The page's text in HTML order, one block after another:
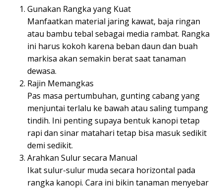
Gunakan Rangka yang Kuat
Manfaatkan material jaring kawat, baja ringan
atau bambu tebal sebagai media rambat. Rangka
ini harus kokoh karena beban daun dan buah
markisa akan semakin berat saat tanaman
dewasa.
Rajin Memangkas
Pas masa pertumbuhan, gunting cabang yang
menjuntai terlalu ke bawah atau saling tumpang
tindih. Ini penting supaya bentuk kanopi tetap
rapi dan sinar matahari tetap bisa masuk sedikit
demi sedikit.
Arahkan Sulur secara Manual
Ikat sulur-sulur muda secara horizontal pada
rangka kanopi. Cara ini bikin tanaman menyebar